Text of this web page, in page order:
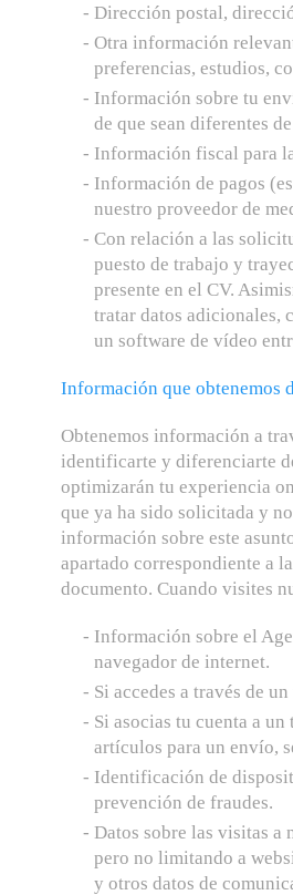
Dirección postal,
Otra información
preferencias, estudios,
Información sobre tu
de que sean diferentes
Información fiscal para
Información de pagos
nuestro proveedor de
Con relación a las
puesto de trabajo y
presente en el CV.
tratar datos adicionales,
un software de vídeo
Información que obtenemos
Obtenemos información a
identificarte y diferenciarte
optimizarán tu experiencia
que ya ha sido solicitada y
información sobre este
apartado correspondiente a
documento. Cuando visites
Información sobre el
navegador de internet.
Si accedes a través de
Si asocias tu cuenta a
artículos para un envío,
Identificación de
prevención de fraudes.
Datos sobre las visitas a
pero no limitando a
y otros datos de